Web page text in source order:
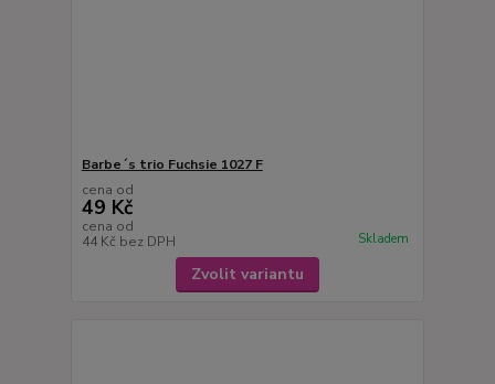
Barbe´s trio Fuchsie 1027 F
cena od
49 Kč
cena od
44 Kč bez DPH Skladem
Zvolit variantu